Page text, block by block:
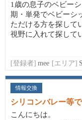
1歳の息子のベビー
期・単発でベビーシ
ただける方を探して
視野に入れて探して
[登録者] mee [エリア]
情報交換
シリコンバレー等
こんにちは。